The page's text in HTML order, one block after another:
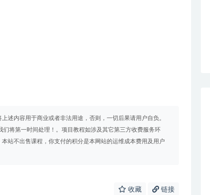
述内容用于商业或者非法用途，否则，一切后果请用户自负。
将第一时间处理！。项目教程如涉及其它第三方收费服务环
站不出售课程，你支付的积分是本网站的运维成本费用及用户
收藏 链接